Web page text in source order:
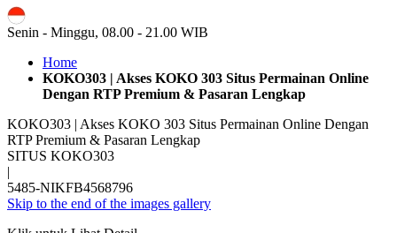
Senin - Minggu, 08.00 - 21.00 WIB
Home
KOKO303 | Akses KOKO 303 Situs Permainan Online
Dengan RTP Premium & Pasaran Lengkap
KOKO303 | Akses KOKO 303 Situs Permainan Online Dengan
RTP Premium & Pasaran Lengkap
SITUS KOKO303
|
5485-NIKFB4568796
Skip to the end of the images gallery